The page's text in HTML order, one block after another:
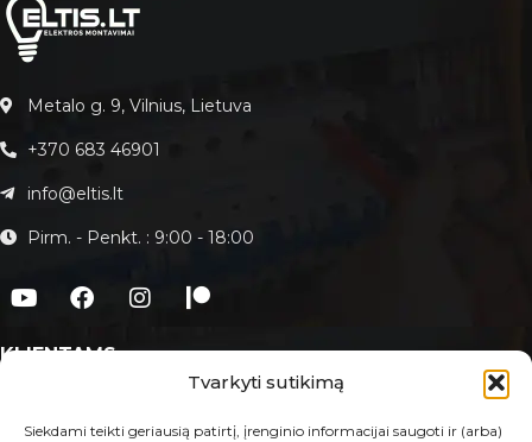
Tvarkyti sutikimą
Siekdami teikti geriausią patirtį, įrenginio informacijai saugoti ir (arba)
Metalo g. 9, Vilnius, Lietuva
+370 683 46901
info@eltis.lt
Pirm. - Penkt. : 9:00 - 18:00
KLIENTAMS
Paslaugos